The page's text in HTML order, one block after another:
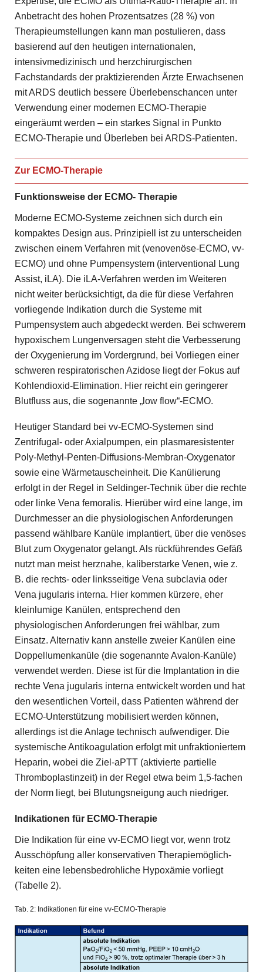
Anbetracht des hohen Prozentsatzes (28 %) von
Therapieumstellungen kann man postulieren, dass
basierend auf den heutigen internationalen,
intensivmedizinisch und herzchirurgischen
Fachstandards der praktizierenden Ärzte Erwachsenen
mit ARDS deutlich bessere Überlebenschancen unter
Verwendung einer modernen ECMO-Therapie
eingeräumt werden – ein starkes Signal in Punkto
ECMO-Therapie und Überleben bei ARDS-Patienten.
Zur ECMO-Therapie
Funktionsweise der ECMO- Therapie
Moderne ECMO-Systeme zeichnen sich durch ein
kompaktes Design aus. Prinzipiell ist zu unterscheiden
zwischen einem Verfahren mit (venovenöse-ECMO, vv-
ECMO) und ohne Pumpensystem (interventional Lung
Assist, iLA). Die iLA-Verfahren werden im Weiteren
nicht weiter berücksichtigt, da die für diese Verfahren
vorliegende Indikation durch die Systeme mit
Pumpensystem auch abgedeckt werden. Bei schwerem
hypoxischem Lungenversagen steht die Verbesserung
der Oxygenierung im Vordergrund, bei Vorliegen einer
schweren respiratorischen Azidose liegt der Fokus auf
Kohlendioxid-Elimination. Hier reicht ein geringerer
Blutfluss aus, die sogenannte „low flow“-ECMO.
Heutiger Standard bei vv-ECMO-Systemen sind
Zentrifugal- oder Axialpumpen, ein plasmaresistenter
Poly-Methyl-Penten-Diffusions-Membran-Oxygenator
sowie eine Wärmetauscheinheit. Die Kanülierung
erfolgt in der Regel in Seldinger-Technik über die rechte
oder linke Vena femoralis. Hierüber wird eine lange, im
Durchmesser an die physiologischen Anforderungen
passend wählbare Kanüle implantiert, über die venöses
Blut zum Oxygenator gelangt. Als rückführendes Gefäß
nutzt man meist herznahe, kaliberstarke Venen, wie z.
B. die rechts- oder linksseitige Vena subclavia oder
Vena jugularis interna. Hier kommen kürzere, eher
kleinlumige Kanülen, entsprechend den
physiologischen Anforderungen frei wählbar, zum
Einsatz. Alternativ kann anstelle zweier Kanülen eine
Doppellumenkanüle (die sogenannte Avalon-Kanüle)
verwendet werden. Diese ist für die Implantation in die
rechte Vena jugularis interna entwickelt worden und hat
den wesentlichen Vorteil, dass Patienten während der
ECMO-Unterstützung mobilisiert werden können,
allerdings ist die Anlage technisch aufwendiger. Die
systemische Antikoagulation erfolgt mit unfraktioniertem
Heparin, wobei die Ziel-aPTT (aktivierte partielle
Thromboplastinzeit) in der Regel etwa beim 1,5-­fachen
der Norm liegt, bei Blutungsneigung auch niedriger.
Indikationen für ECMO-Therapie
Die Indikation für eine vv-ECMO liegt vor, wenn trotz
Ausschöpfung aller konservativen Therapiemöglich­
keiten eine lebensbedrohliche Hypoxämie vorliegt
(Tabelle 2).
Tab. 2: Indikationen für eine vv-ECMO-Therapie